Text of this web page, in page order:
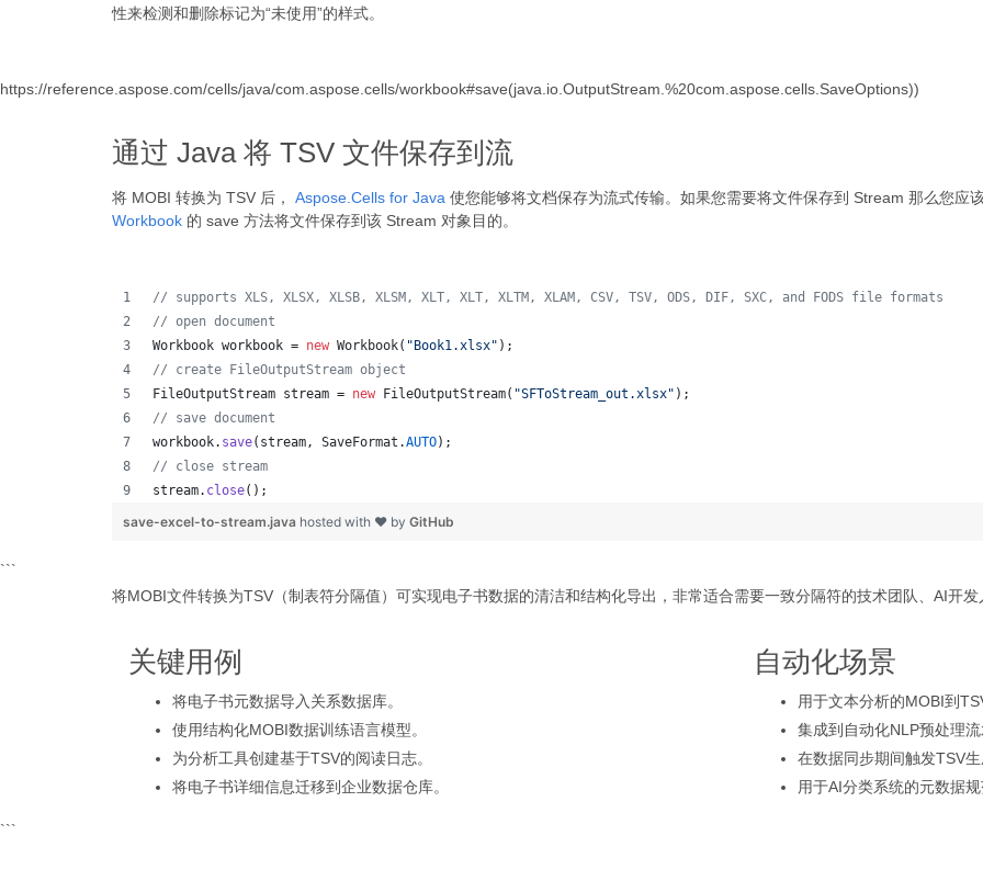
性来检测和删除标记为“未使用”的样式。
https://reference.aspose.com/cells/java/com.aspose.cells/workbook#save(java.io.OutputStream.%20com.aspose.cells.SaveOptions))
通过 Java 将 TSV 文件保存到流
将 MOBI 转换为 TSV 后， Aspose.Cells for Java 使您能够将文档保存为流式传输。如果您需要将文件保存到 Stream 那么您应
Workbook 的 save 方法将文件保存到该 Stream 对象目的。
// supports XLS, XLSX, XLSB, XLSM, XLT, XLT, XLTM, XLAM, CSV, TSV, ODS, DIF, SXC, and FODS file formats
// open document
Workbook workbook = new Workbook( "Book1.xlsx" );
// create FileOutputStream object
FileOutputStream stream = new FileOutputStream( "SFToStream_out.xlsx" );
// save document
workbook. save( stream, SaveFormat .AUTO);
// close stream
stream. close();
save-excel-to-stream.java hosted with ❤ by GitHub
```
将MOBI文件转换为TSV（制表符分隔值）可实现电子书数据的清洁和结构化导出，非常适合需要一致分隔符的技术团队、AI开发
关键用例
将电子书元数据导入关系数据库。
使用结构化MOBI数据训练语言模型。
为分析工具创建基于TSV的阅读日志。
将电子书详细信息迁移到企业数据仓库。
自动化场景
用于文本分析的MOBI到
集成到自动化NLP预处理流
在数据同步期间触发TSV生
用于AI分类系统的元数据规
```